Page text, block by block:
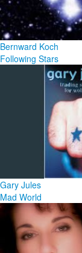
Bernward Koch
Following Stars
Gary Jules
Mad World